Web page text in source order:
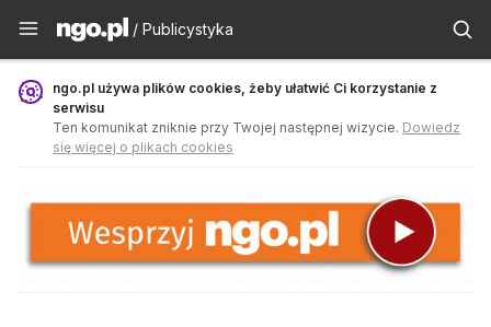
Publicystyka - ngo.pl
/ Publicystyka
ngo.pl używa plików cookies, żeby ułatwić Ci korzystanie z
serwisu
Ten komunikat zniknie przy Twojej następnej wizycie. Dowiedz
się więcej o plikach cookies